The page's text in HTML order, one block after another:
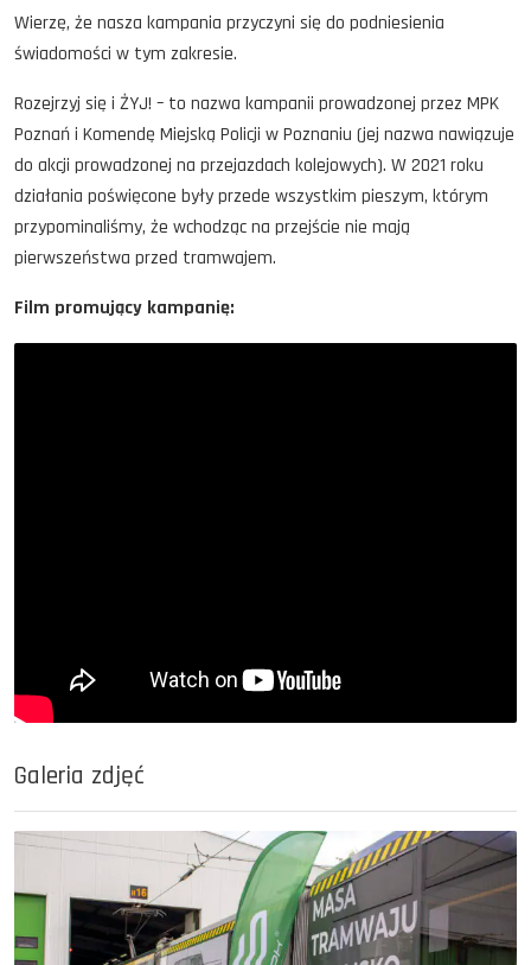
Wierzę, że nasza kampania przyczyni się do podniesienia
świadomości w tym zakresie.
Rozejrzyj się i ŻYJ! – to nazwa kampanii prowadzonej przez MPK
Poznań i Komendę Miejską Policji w Poznaniu (jej nazwa nawiązuje
do akcji prowadzonej na przejazdach kolejowych). W 2021 roku
działania poświęcone były przede wszystkim pieszym, którym
przypominaliśmy, że wchodząc na przejście nie mają
pierwszeństwa przed tramwajem.
Film promujący kampanię:
Galeria zdjęć